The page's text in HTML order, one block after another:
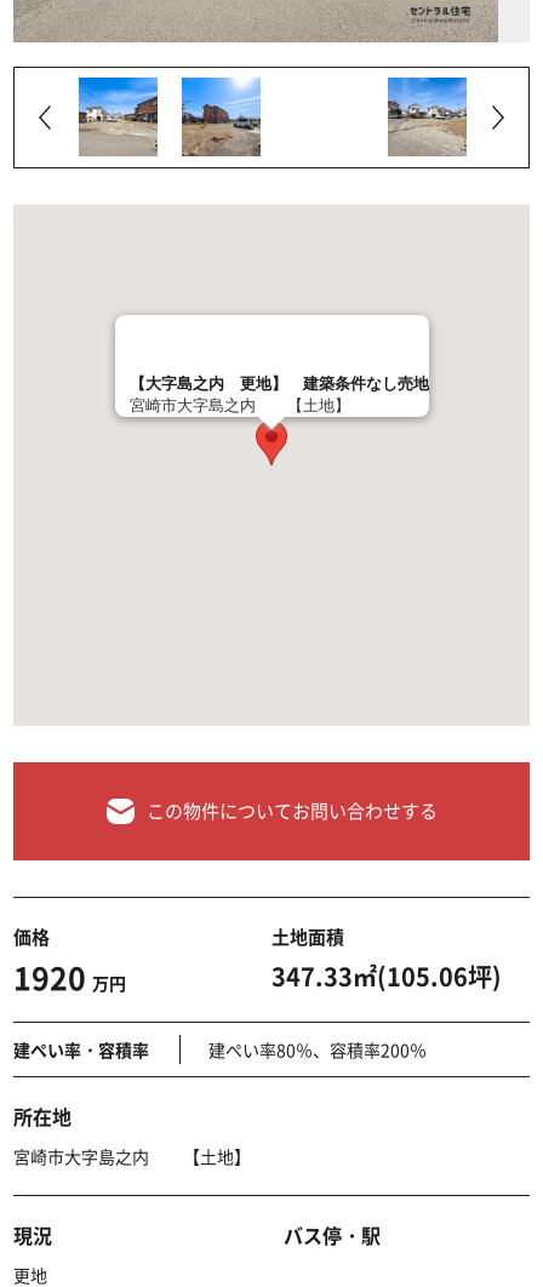
【大字島之内 更地】 建築条件なし売地
宮崎市大字島之内 【土地】
この物件についてお問い合わせする
価格
1920 万円
土地面積
347.33㎡(105.06坪)
建ぺい率・容積率 建ぺい率80％、容積率200％
所在地
宮崎市大字島之内 【土地】
現況
更地
バス停・駅